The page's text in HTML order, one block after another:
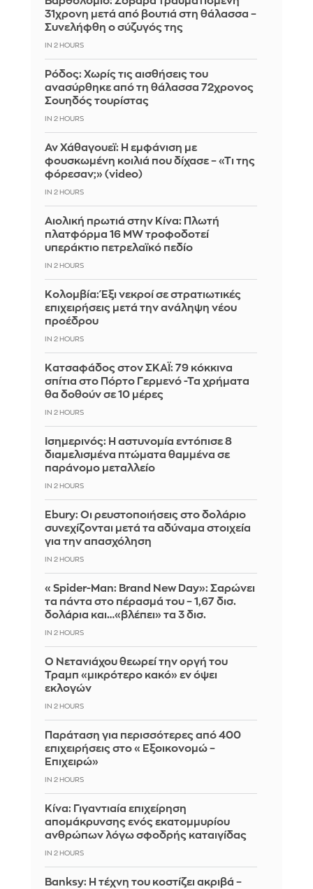
31χρονη μετά από βουτιά στη θάλασσα –
Συνελήφθη ο σύζυγός της
IN 2 HOURS
Ρόδος: Χωρίς τις αισθήσεις του
ανασύρθηκε από τη θάλασσα 72χρονος
Σουηδός τουρίστας
IN 2 HOURS
Αν Χάθαγουεϊ: Η εμφάνιση με
φουσκωμένη κοιλιά που δίχασε – «Τι της
φόρεσαν;» (video)
IN 2 HOURS
Αιολική πρωτιά στην Κίνα: Πλωτή
πλατφόρμα 16 MW τροφοδοτεί
υπεράκτιο πετρελαϊκό πεδίο
IN 2 HOURS
Κολομβία: Έξι νεκροί σε στρατιωτικές
επιχειρήσεις μετά την ανάληψη νέου
προέδρου
IN 2 HOURS
Kατσαφάδος στον ΣΚΑΪ: 79 κόκκινα
σπίτια στο Πόρτο Γερμενό -Τα χρήματα
θα δοθούν σε 10 μέρες
IN 2 HOURS
Ισημερινός: Η αστυνομία εντόπισε 8
διαμελισμένα πτώματα θαμμένα σε
παράνομο μεταλλείο
IN 2 HOURS
Ebury: Οι ρευστοποιήσεις στο δολάριο
συνεχίζονται μετά τα αδύναμα στοιχεία
για την απασχόληση
IN 2 HOURS
«Spider-Man: Brand New Day»: Σαρώνει
τα πάντα στο πέρασμά του – 1,67 δισ.
δολάρια και…«βλέπει» τα 3 δισ.
IN 2 HOURS
Ο Νετανιάχου θεωρεί την οργή του
Τραμπ «μικρότερο κακό» εν όψει
εκλογών
IN 2 HOURS
Παράταση για περισσότερες από 400
επιχειρήσεις στο «Εξοικονομώ –
Επιχειρώ»
IN 2 HOURS
Κίνα: Γιγαντιαία επιχείρηση
απομάκρυνσης ενός εκατομμυρίου
ανθρώπων λόγω σφοδρής καταιγίδας
IN 2 HOURS
Banksy: Η τέχνη του κοστίζει ακριβά –